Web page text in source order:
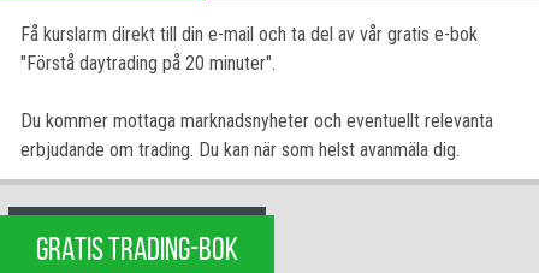
Få kurslarm direkt till din e-mail och ta del av vår gratis e-bok
"Förstå daytrading på 20 minuter".
Du kommer mottaga marknadsnyheter och eventuellt relevanta
erbjudande om trading. Du kan när som helst avanmäla dig.
GRATIS TRADING-BOK